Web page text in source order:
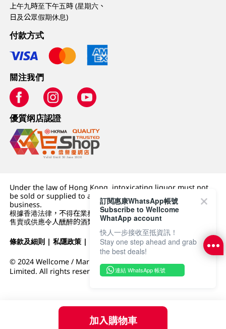
加入購物車
上午九時至下午五時 (星期六、
日及公眾假期休息)
付款方式
關注我們
優質纲店認證
Under the law of Hong Kong, intoxicating liquor must not
be sold or supplied to a minor (under 18) in the course of
business.
根據香港法律，不得在業務過程中，向未成年人 (18 歲以下人士)
售賣或供應令人醺醉的酒類。
條款及細則 |私隱政策 | DFI零售集團
© 2024 Wellcome / Market Place. The Dairy Farm Company
Limited. All rights reserved.
訂閱惠康WhatsApp帳號
Subscribe to Wellcome
WhatApp account
快人一步接收至抵資訊！
Stay one step ahead and grab
the best deals!
連結 WhatsApp 帳號